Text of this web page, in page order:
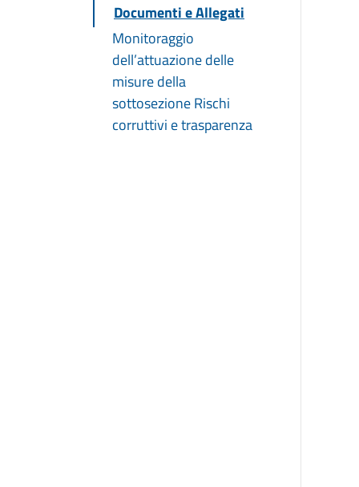
Documenti e Allegati
Monitoraggio
dell’attuazione delle
misure della
sottosezione Rischi
corruttivi e trasparenza